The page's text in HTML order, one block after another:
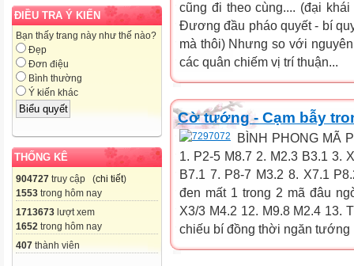
ĐIỀU TRA Ý KIẾN
Bạn thấy trang này như thế nào?
Đẹp
Đơn điệu
Bình thường
Ý kiến khác
THỐNG KÊ
904727 truy cập (chi tiết)
1553 trong hôm nay
1713673 lượt xem
1652 trong hôm nay
407 thành viên
cũng đi theo cùng.... (đại
Đương đầu pháo quyết - bí
mà thôi) Nhưng so với
các quân chiếm vị trí thuận...
Cờ tướng - Cạm bẫy
BÌNH PHONG MÃ
1. P2-5 M8.7 2. M2.3 B3.1 3.
B7.1 7. P8-7 M3.2 8. X7.1
đen mất 1 trong 2 mã đâu
X3/3 M4.2 12. M9.8 M2.4 13.
chiếu bí đồng thời ngăn tướng